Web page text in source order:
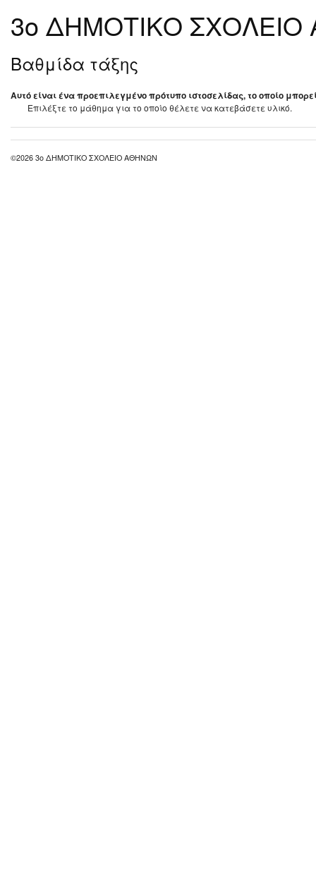
3ο ΔΗΜΟΤΙΚΟ
Βαθμίδα τάξης
Αυτό είναι ένα προεπιλεγμένο πρότυπο ιστοσελίδας, το οποίο
Επιλέξτε το μάθημα για το οποίο θέλετε να κατεβάσετε υλικό.
©2026 3ο ΔΗΜΟΤΙΚΟ ΣΧΟΛΕΙΟ ΑΘΗΝΩΝ